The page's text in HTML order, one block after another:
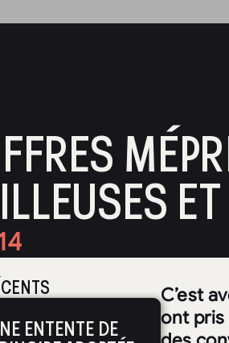
ENTENTE DE
C’est
ont pris